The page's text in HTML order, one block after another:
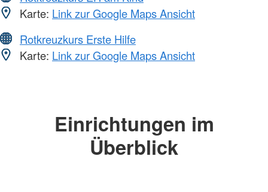
Karte: Link zur Google Maps Ansicht
Rotkreuzkurs Erste Hilfe
Karte: Link zur Google Maps Ansicht
Einrichtungen im
Überblick